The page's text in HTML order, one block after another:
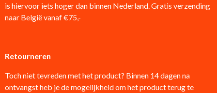
is hiervoor iets hoger dan binnen Nederland. Gratis verzending
naar België vanaf €75,-
Retourneren
Toch niet tevreden met het product? Binnen 14 dagen na
ontvangst heb je de mogelijkheid om het product terug te